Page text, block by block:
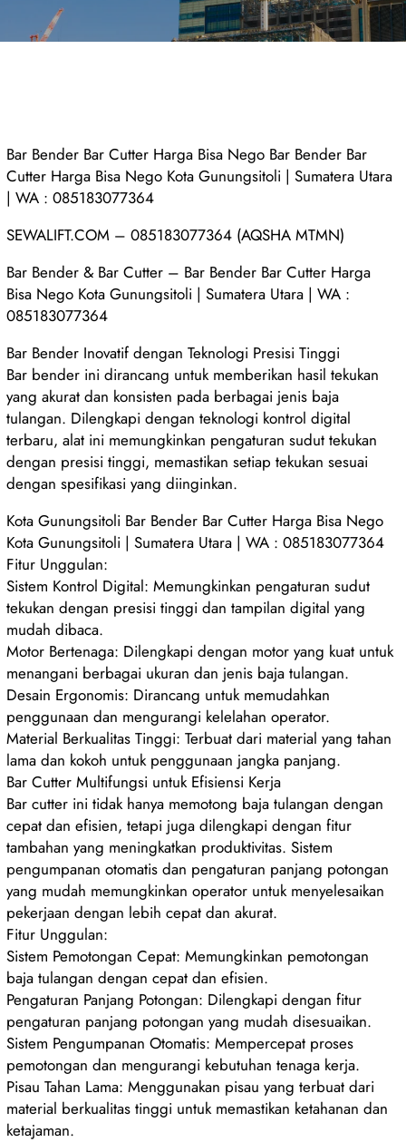
Bar Bender Bar Cutter Harga Bisa Nego Bar Bender Bar
Cutter Harga Bisa Nego Kota Gunungsitoli | Sumatera Utara
| WA : 085183077364
SEWALIFT.COM – 085183077364 (AQSHA MTMN)
Bar Bender & Bar Cutter – Bar Bender Bar Cutter Harga
Bisa Nego Kota Gunungsitoli | Sumatera Utara | WA :
085183077364
Bar Bender Inovatif dengan Teknologi Presisi Tinggi
Bar bender ini dirancang untuk memberikan hasil tekukan
yang akurat dan konsisten pada berbagai jenis baja
tulangan. Dilengkapi dengan teknologi kontrol digital
terbaru, alat ini memungkinkan pengaturan sudut tekukan
dengan presisi tinggi, memastikan setiap tekukan sesuai
dengan spesifikasi yang diinginkan.
Kota Gunungsitoli Bar Bender Bar Cutter Harga Bisa Nego
Kota Gunungsitoli | Sumatera Utara | WA : 085183077364
Fitur Unggulan:
Sistem Kontrol Digital: Memungkinkan pengaturan sudut
tekukan dengan presisi tinggi dan tampilan digital yang
mudah dibaca.
Motor Bertenaga: Dilengkapi dengan motor yang kuat untuk
menangani berbagai ukuran dan jenis baja tulangan.
Desain Ergonomis: Dirancang untuk memudahkan
penggunaan dan mengurangi kelelahan operator.
Material Berkualitas Tinggi: Terbuat dari material yang tahan
lama dan kokoh untuk penggunaan jangka panjang.
Bar Cutter Multifungsi untuk Efisiensi Kerja
Bar cutter ini tidak hanya memotong baja tulangan dengan
cepat dan efisien, tetapi juga dilengkapi dengan fitur
tambahan yang meningkatkan produktivitas. Sistem
pengumpanan otomatis dan pengaturan panjang potongan
yang mudah memungkinkan operator untuk menyelesaikan
pekerjaan dengan lebih cepat dan akurat.
Fitur Unggulan:
Sistem Pemotongan Cepat: Memungkinkan pemotongan
baja tulangan dengan cepat dan efisien.
Pengaturan Panjang Potongan: Dilengkapi dengan fitur
pengaturan panjang potongan yang mudah disesuaikan.
Sistem Pengumpanan Otomatis: Mempercepat proses
pemotongan dan mengurangi kebutuhan tenaga kerja.
Pisau Tahan Lama: Menggunakan pisau yang terbuat dari
material berkualitas tinggi untuk memastikan ketahanan dan
ketajaman.